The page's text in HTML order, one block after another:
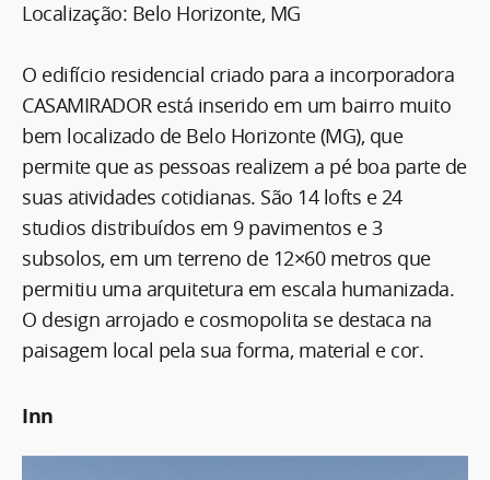
Localização: Belo Horizonte, MG
O edifício residencial criado para a incorporadora
CASAMIRADOR está inserido em um bairro muito
bem localizado de Belo Horizonte (MG), que
permite que as pessoas realizem a pé boa parte de
suas atividades cotidianas. São 14 lofts e 24
studios distribuídos em 9 pavimentos e 3
subsolos, em um terreno de 12×60 metros que
permitiu uma arquitetura em escala humanizada.
O design arrojado e cosmopolita se destaca na
paisagem local pela sua forma, material e cor.
Inn